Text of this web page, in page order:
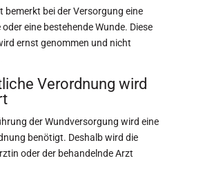
bemerkt bei der Versorgung eine
eine bestehende Wunde. Diese
ernst genommen und nicht
Verordnung wird
der Wundversorgung wird eine
benötigt. Deshalb wird die
oder der behandelnde Arzt